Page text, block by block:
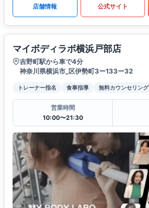
店舗情報 公式サイト
マイボディラボ横浜戸部店
吉野町駅から車で4分
神奈川県横浜市_区伊勢町3ー133ー32
トレーナー指名 食事指導 無料カウンセリング
営業時間
10:00〜21:30